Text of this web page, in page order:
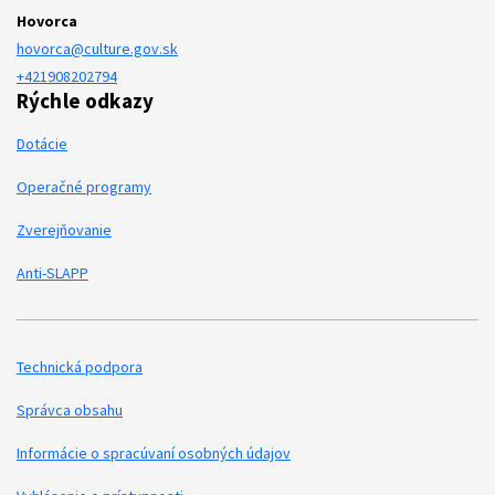
Hovorca
hovorca@culture.gov.sk
+421908202794
Rýchle odkazy
Dotácie
Operačné programy
Zverejňovanie
Anti-SLAPP
Podporné odkazy
Technická podpora
Správca obsahu
Informácie o spracúvaní osobných údajov